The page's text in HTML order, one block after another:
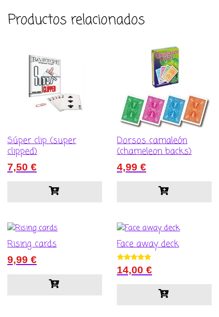
Productos relacionados
Súper clip (super
clipped)
7,50 €
Dorsos camaleón
(chameleon backs)
4,99 €
Rising cards
9,99 €
Face away deck
Valorado con
5.00
14,00 €